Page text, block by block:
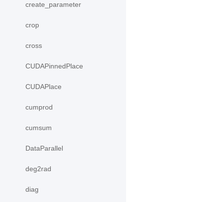
create_parameter
crop
cross
CUDAPinnedPlace
CUDAPlace
cumprod
cumsum
DataParallel
deg2rad
diag